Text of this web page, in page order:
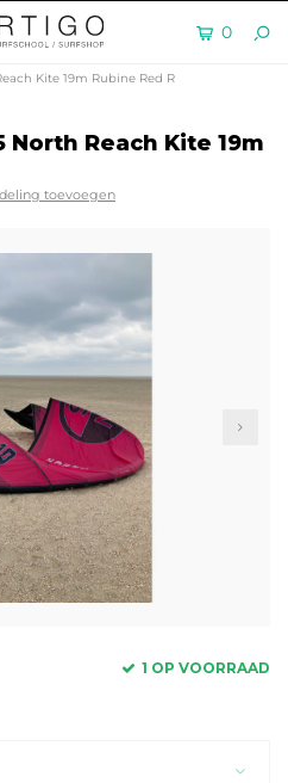
0
Kite 19m Rubine Red R
Reach Kite 19m
toevoegen
1 OP VOORRAAD